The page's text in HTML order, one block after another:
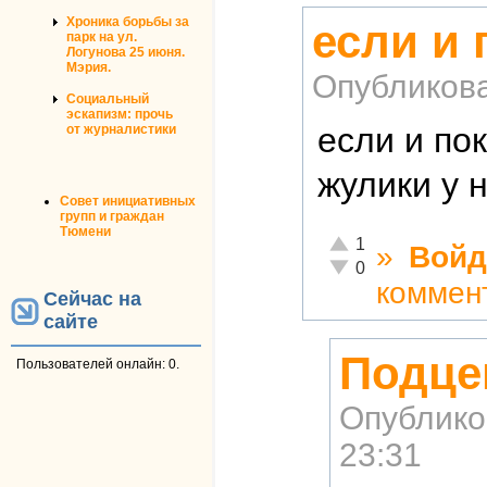
Хроника борьбы за
парк на ул.
Логунова 25 июня.
Мэрия.
Социальный
эскапизм: прочь
от журналистики
Совет инициативных
групп и граждан
Тюмени
Сейчас на
сайте
Пользователей онлайн: 0.
если и
если и
жулики у
Отлично!
1
Неадекватно!
0 »
23:31